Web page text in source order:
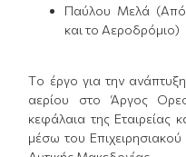
Παύλου Μελά (Από
και το Αεροδρόμιο)
Tο έργο για την
αερίου στο Άργος
κεφάλαια της
μέσω του